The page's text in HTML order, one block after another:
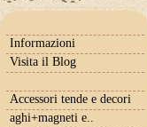
Informazioni
Visita il Blog
Accessori tende e decori
aghi+magneti e..